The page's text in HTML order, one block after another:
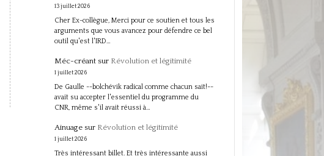
13 juillet 2026
Cher Ex-collègue, Merci pour ce soutien et tous les
arguments que vous avancez pour défendre ce bel
outil qu'est l'IRD…
Méc-créantsur Révolution et légitimité
1 juillet 2026
De Gaulle --bolchévik radical comme chacun sait!--
avait su accepter l'essentiel du programme du
CNR, même s'il avait réussi à…
Ainuagesur Révolution et légitimité
1 juillet 2026
Très intéressant billet. Et très intéressante aussi